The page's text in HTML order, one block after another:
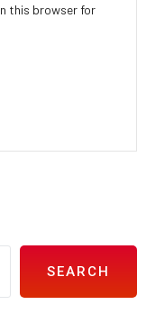
this browser for
SEARCH